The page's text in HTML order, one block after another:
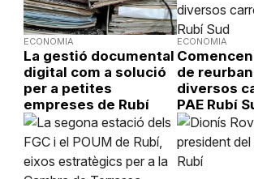
ECONOMIA
La gestió documental
digital com a solució
per a petites
empreses de Rubí
ECONOMIA
de
diversos
PAE Rubí